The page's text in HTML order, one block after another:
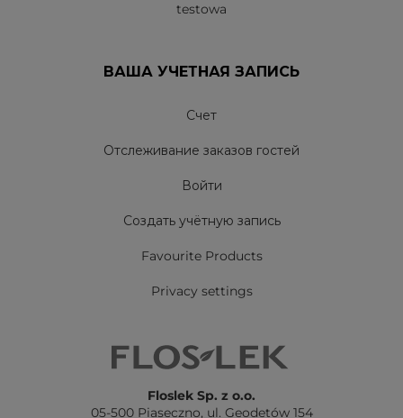
testowa
ВАША УЧЕТНАЯ ЗАПИСЬ
Счет
Отслеживание заказов гостей
Войти
Создать учётную запись
Favourite Products
Privacy settings
Floslek Sp. z o.o.
05-500 Piaseczno, ul. Geodetów 154